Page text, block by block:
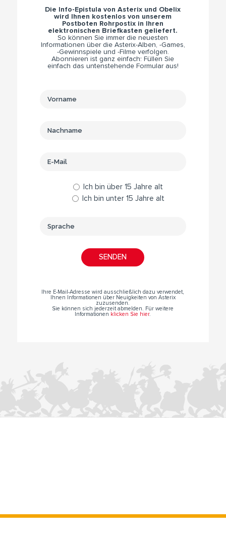
Die Info-Epistula von Asterix und Obelix
wird Ihnen kostenlos von unserem
Postboten Rohrpostix in Ihren
elektronischen Briefkasten geliefert.
So können Sie immer die neuesten
Informationen über die Asterix-Alben, -Games,
-Gewinnspiele und -Filme verfolgen.
Abonnieren ist ganz einfach: Füllen Sie
einfach das untenstehende Formular aus!
Ich bin über 15 Jahre alt
Ich bin unter 15 Jahre alt
Ihre E-Mail-Adresse wird ausschließlich dazu verwendet,
Ihnen Informationen über Neuigkeiten von Asterix
zuzusenden.
Sie können sich jederzeit abmelden. Für weitere
Informationen klicken Sie hier.